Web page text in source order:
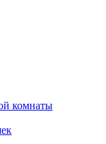
комнаты